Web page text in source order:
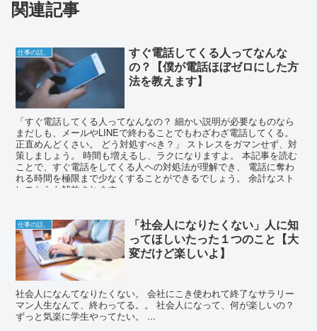
関連記事
仕事の話。
すぐ電話してくる人ってなんな
の？【僕が電話ほぼゼロにした方
法を教えます】
「すぐ電話してくる人ってなんなの？ 細かい説明が必要なものなら
まだしも、メールやLINEで終わることでもわざわざ電話してくる。
正直めんどくさい。 どう対処すべき？」 ストレスをガマンせず、対
策しましょう。 時間も増えるし、ラクになりますよ。 本記事を読む
ことで、すぐ電話をしてくる人ヘの対処法が理解でき、 電話に奪わ
れる時間を極限まで少なくすることができるでしょう。 余計なスト
レスからも解放されます。
仕事の話。
「社会人になりたくない」人に知
ってほしいたった１つのこと【大
変だけど楽しいよ】
社会人になんてなりたくない。 会社にこき使われて終了なサラリー
マン人生なんて、終わってる。。 社会人になって、何が楽しいの？
ずっと気楽に学生やってたい。 ...